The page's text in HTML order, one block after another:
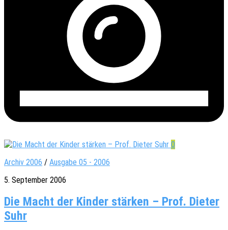
0
Archiv 2006 / Ausgabe 05 - 2006
5. September 2006
Die Macht der Kinder stärken – Prof. Dieter
Suhr